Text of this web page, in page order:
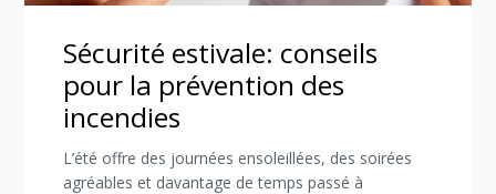
Sécurité estivale: conseils
pour la prévention des
incendies
L’été offre des journées ensoleillées, des soirées
agréables et davantage de temps passé à